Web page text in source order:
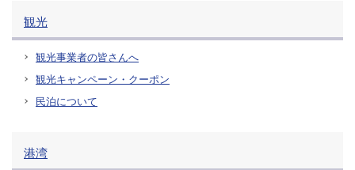
観光
観光事業者の皆さんへ
観光キャンペーン・クーポン
民泊について
港湾